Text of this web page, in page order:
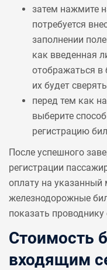
затем нажмите
потребуется
заполнении
как введенная
отображаться в
их будет
перед тем как
выберите
регистрацию
После успешного
регистрации
оплату на
железнодорожные
показать проводнику
Стоимость
входящим